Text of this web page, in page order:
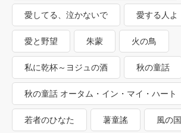
愛してる、泣かないで 愛する人よ
愛と野望 朱蒙 火の鳥
私に乾杯～ヨジュの酒 秋の童話
秋の童話 オータム・イン・マイ・ハート
若者のひなた 薯童謠 風の国